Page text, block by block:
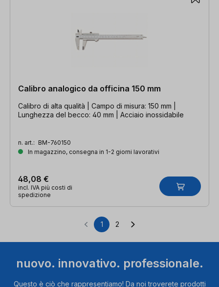
Calibro analogico da officina 150 mm
Calibro di alta qualità | Campo di misura: 150 mm |
Lunghezza del becco: 40 mm | Acciaio inossidabile
n. art.: BM-760150
In magazzino, consegna in 1-2 giorni lavorativi
48,08 €
incl. IVA più costi di
spedizione
Pagina
1 Pagina
2
nuovo. innovativo. professionale.
Questo è ciò che rappresentiamo! Da noi troverete prodotti